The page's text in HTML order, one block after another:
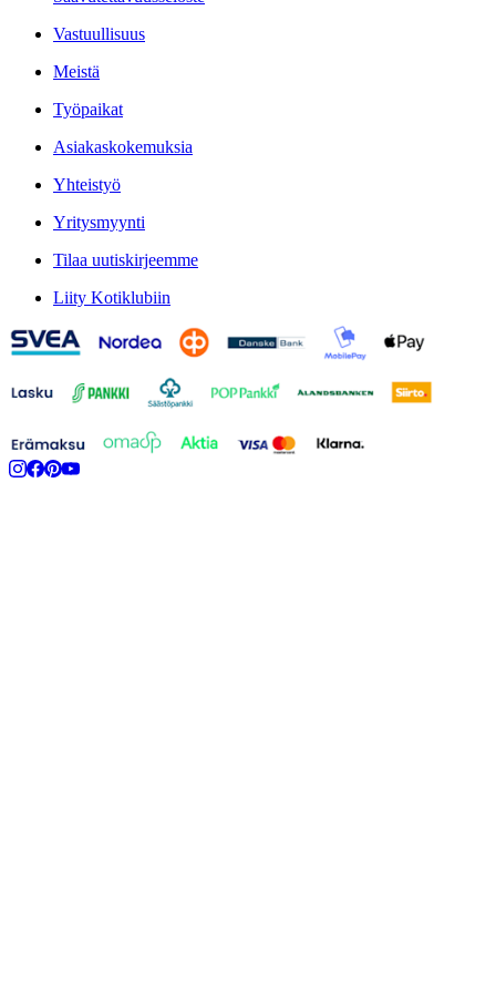
Vastuullisuus
Meistä
Työpaikat
Asiakaskokemuksia
Yhteistyö
Yritysmyynti
Tilaa uutiskirjeemme
Liity Kotiklubiin